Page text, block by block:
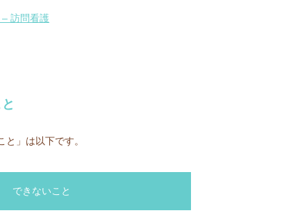
訪問看護
」は以下です。
できないこと